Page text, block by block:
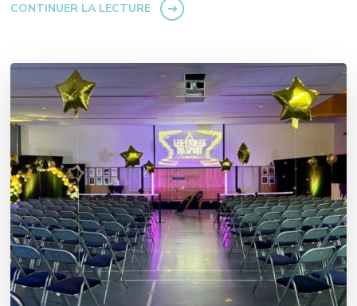
CONTINUER LA LECTURE